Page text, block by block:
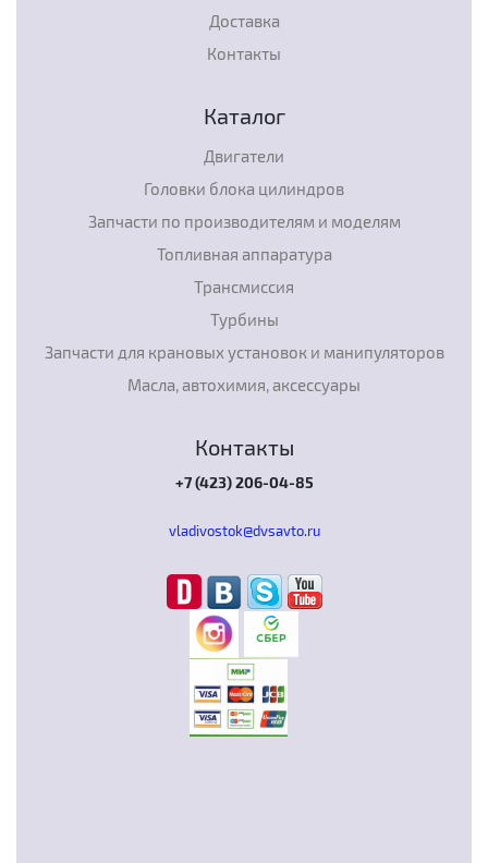
Доставка
Контакты
Каталог
Двигатели
Головки блока цилиндров
Запчасти по производителям и моделям
Топливная аппаратура
Трансмиссия
Турбины
Запчасти для крановых установок и манипуляторов
Масла, автохимия, аксессуары
Контакты
+7 (423) 206-04-85
vladivostok@dvsavto.ru